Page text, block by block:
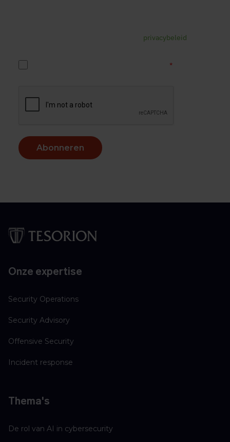
privacybeleid
*
Abonneren
Onze expertise
Security Operations
Security Advisory
Offensive Security
Incident response
Thema's
De rol van AI in cybersecurity